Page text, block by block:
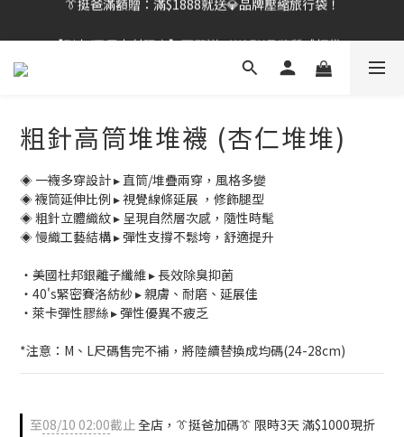
👔挺爸行動：全館襪款【最低$149起】✨立即下單！
粗針高筒堆堆襪 (杏仁堆堆)
◈ 一襪多穿設計 ▸ 直筒/堆疊兩穿，風格多變
◈ 襪筒延伸比例 ▸ 視覺線條延展 ，修飾腿型
◈ 粗針立體織紋 ▸ 呈現自然層次感，隨性時髦
◈ 慢織工藝結構 ▸ 彈性支撐不鬆垮，舒適提升
・美國杜邦銀離子纖維 ▸ 長效除臭抑菌
・40's緊密賽洛紡紗 ▸ 親膚、耐磨、延展佳
・萊卡彈性膠絲 ▸ 彈性優異不疲乏
*注意：M、L尺碼售完不補，將陸續替換成均碼(24-28cm)
至08/10 02:00截止全店，👔挺爸加碼👔 限時3天 滿$1000現折